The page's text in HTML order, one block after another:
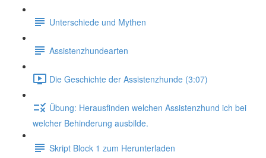
Unterschiede und Mythen
Assistenzhundearten
Die Geschichte der Assistenzhunde (3:07)
Übung: Herausfinden welchen Assistenzhund ich bei
welcher Behinderung ausbilde.
Skript Block 1 zum Herunterladen